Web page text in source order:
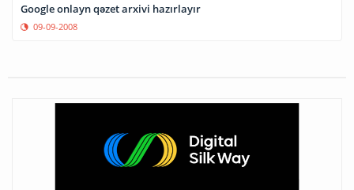
Google onlayn qəzet arxivi hazırlayır
09-09-2008